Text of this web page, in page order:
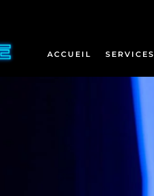
ACCUEIL SERVICES